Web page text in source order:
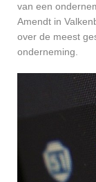
van een
Amendt in
over de meest
onderneming.